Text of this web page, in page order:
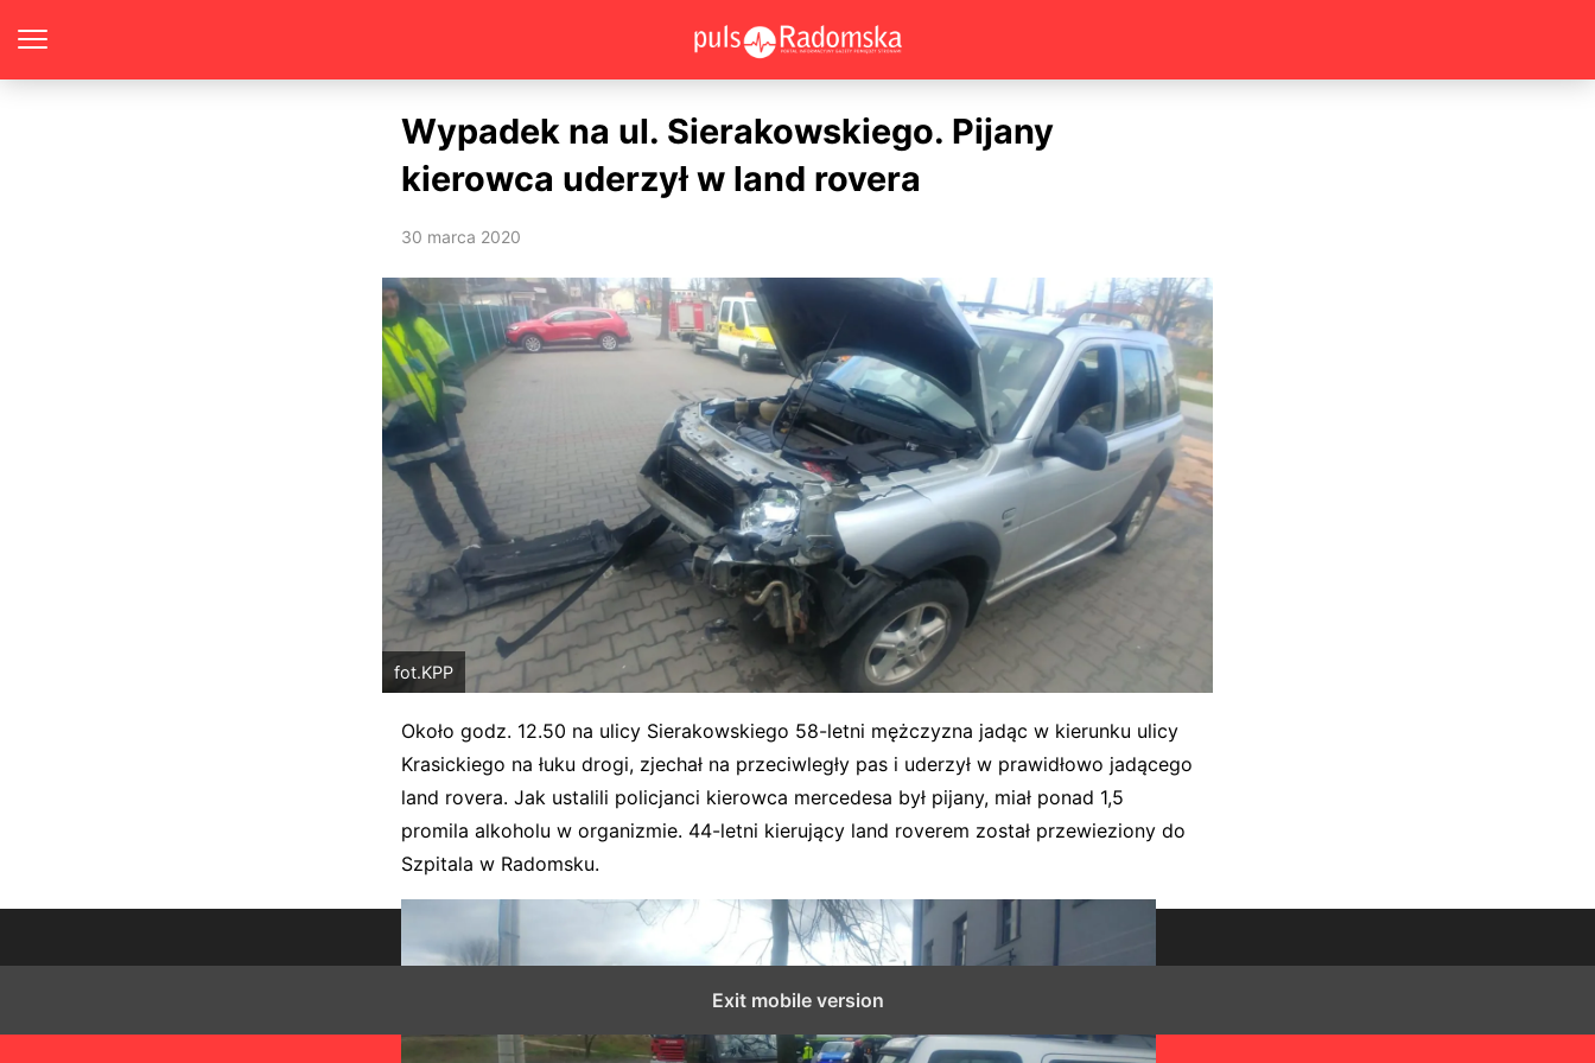
Wypadek na ul. Sierakowskiego. Pijany
kierowca uderzył w land rovera
30 marca 2020
fot.KPP
Około godz. 12.50 na ulicy Sierakowskiego 58-letni mężczyzna jadąc w kierunku ulicy
Krasickiego na łuku drogi, zjechał na przeciwległy pas i uderzył w prawidłowo jadącego
land rovera. Jak ustalili policjanci kierowca mercedesa był pijany, miał ponad 1,5
promila alkoholu w organizmie. 44-letni kierujący land roverem został przewieziony do
Szpitala w Radomsku.
Exit mobile version